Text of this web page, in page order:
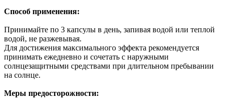
Способ применения:
Принимайте по 3 капсулы в день, запивая водой или теплой
водой, не разжевывая.
Для достижения максимального эффекта рекомендуется
принимать ежедневно и сочетать с наружными
солнцезащитными средствами при длительном пребывании
на солнце.
Меры предосторожности: